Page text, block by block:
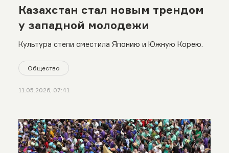
Казахстан стал новым трендом
у западной молодежи
Культура степи сместила Японию и Южную Корею.
Общество
11.05.2026, 07:41